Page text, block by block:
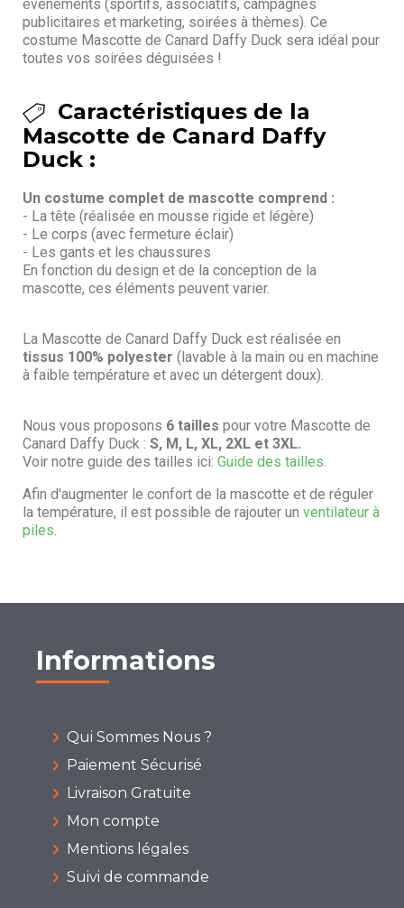
événements (sportifs, associatifs, campagnes
publicitaires et marketing, soirées à thèmes). Ce
costume Mascotte de Canard Daffy Duck sera idéal pour
toutes vos soirées déguisées !
Caractéristiques de la
Mascotte de Canard Daffy
Duck :
Un costume complet de mascotte comprend :
- La tête (réalisée en mousse rigide et légère)
- Le corps (avec fermeture éclair)
- Les gants et les chaussures
En fonction du design et de la conception de la
mascotte, ces éléments peuvent varier.
La Mascotte de Canard Daffy Duck est réalisée en
tissus 100% polyester (lavable à la main ou en machine
à faible température et avec un détergent doux).
Nous vous proposons 6 tailles pour votre Mascotte de
Canard Daffy Duck : S, M, L, XL, 2XL et 3XL.
Voir notre guide des tailles ici: Guide des tailles.
Afin d'augmenter le confort de la mascotte et de réguler
la température, il est possible de rajouter un ventilateur à
piles.
Informations
Qui Sommes Nous ?
Paiement Sécurisé
Livraison Gratuite
Mon compte
Mentions légales
Suivi de commande